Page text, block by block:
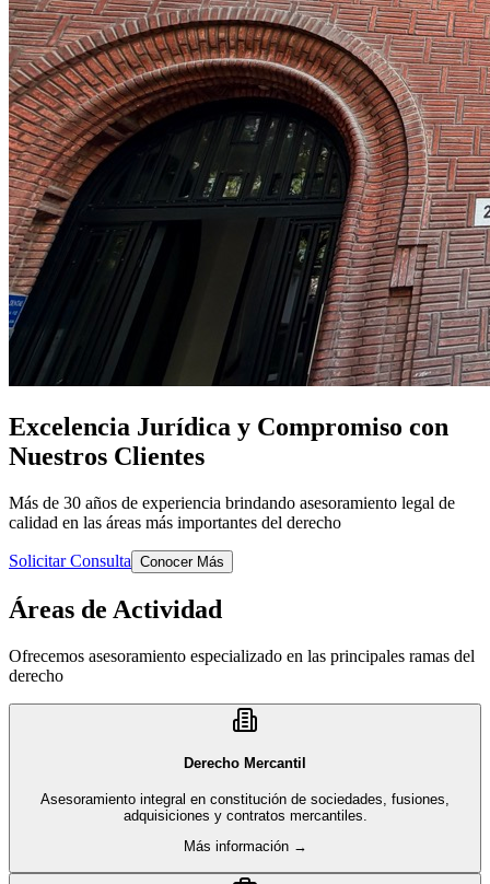
Excelencia Jurídica y Compromiso con
Nuestros Clientes
Más de 30 años de experiencia brindando asesoramiento legal de
calidad en las áreas más importantes del derecho
Solicitar Consulta Conocer Más
Áreas de Actividad
Ofrecemos asesoramiento especializado en las principales ramas del
derecho
Derecho Mercantil
Asesoramiento integral en constitución de sociedades, fusiones,
adquisiciones y contratos mercantiles.
Más información →